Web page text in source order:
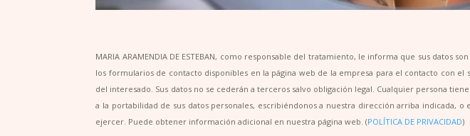
MARIA ARAMENDIA DE ESTEBAN, como responsable del tratamiento, le informa que sus
los formularios de contacto disponibles en la página web de la empresa para el contacto con
del interesado. Sus datos no se cederán a terceros salvo obligación legal. Cualquier persona
a la portabilidad de sus datos personales, escribiéndonos a nuestra dirección arriba indicada,
ejercer. Puede obtener información adicional en nuestra página web. (POLÍTICA DE PRIVACIDAD)